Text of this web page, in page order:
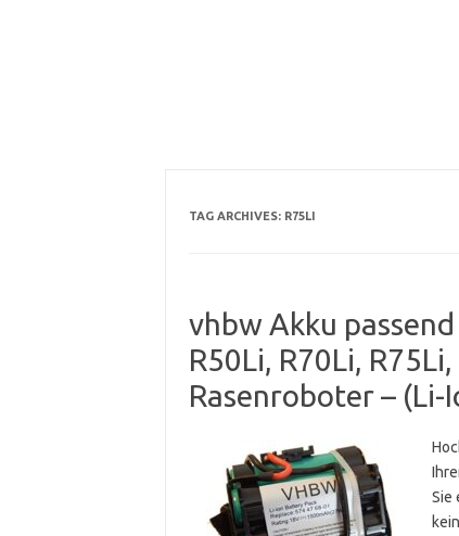
TAG ARCHIVES: R75LI
vhbw Akku
R50Li, R70Li,
Rasenroboter –
Sie